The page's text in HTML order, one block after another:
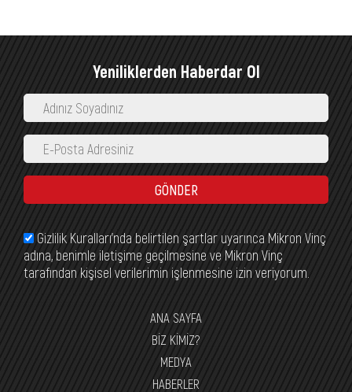
Yeniliklerden Haberdar Ol
GÖNDER
Gizlilik Kuralları’nda belirtilen şartlar uyarınca Mikron Vinç
adına, benimle iletişime geçilmesine ve Mikron Vinç
tarafından kişisel verilerimin işlenmesine izin veriyorum.
ANA SAYFA
BİZ KİMİZ?
MEDYA
HABERLER